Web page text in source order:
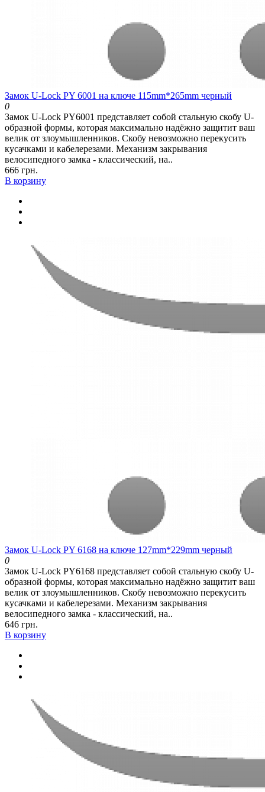
Замок U-Lock PY 6001 на ключе 115mm*265mm черный
0
Замок U-Lock PY6001 представляет собой стальную скобу U-
образной формы, которая максимально надёжно защитит ваш
велик от злоумышленников. Скобу невозможно перекусить
кусачками и кабелерезами. Механизм закрывания
велосипедного замка - классический, на..
666 грн.
В корзину
Замок U-Lock PY 6168 на ключе 127mm*229mm черный
0
Замок U-Lock PY6168 представляет собой стальную скобу U-
образной формы, которая максимально надёжно защитит ваш
велик от злоумышленников. Скобу невозможно перекусить
кусачками и кабелерезами. Механизм закрывания
велосипедного замка - классический, на..
646 грн.
В корзину